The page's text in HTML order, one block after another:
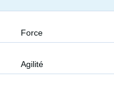
Force
Agilité